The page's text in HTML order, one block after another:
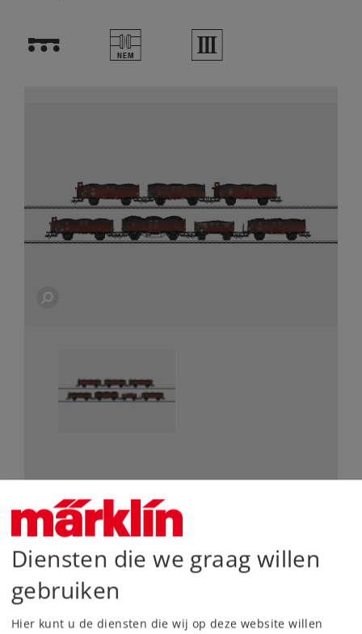
! U 3
Art.nr. 46026
Spoor /
Schaalgrootte
H0 /1:87
Tijdperk
Goederenwagensets
Diensten die we graag willen
gebruiken
Hier kunt u de diensten die wij op deze website willen